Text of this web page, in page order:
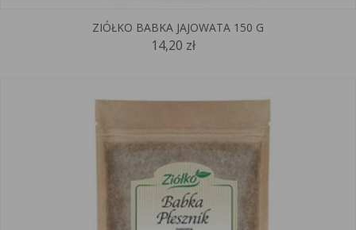
ZIÓŁKO BABKA JAJOWATA 150 G
14,20 zł